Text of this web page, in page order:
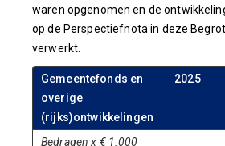
waren opgenomen en de
op de Perspectiefnota in deze
verwerkt.
Gemeentefonds en
overige
(rijks)ontwikkelingen
2025
Bedragen x € 1.000